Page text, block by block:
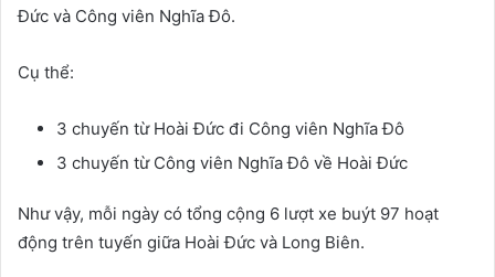
Đức và Công viên Nghĩa Đô.
Cụ thể:
3 chuyến từ Hoài Đức đi Công viên Nghĩa Đô
3 chuyến từ Công viên Nghĩa Đô về Hoài Đức
Như vậy, mỗi ngày có tổng cộng 6 lượt xe buýt 97 hoạt
động trên tuyến giữa Hoài Đức và Long Biên.